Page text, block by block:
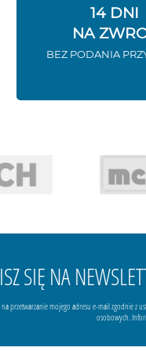
14 DNI
NA
BEZ PODANIA
SIĘ NA
przetwarzanie mojego adresu e-mail
osobowych.